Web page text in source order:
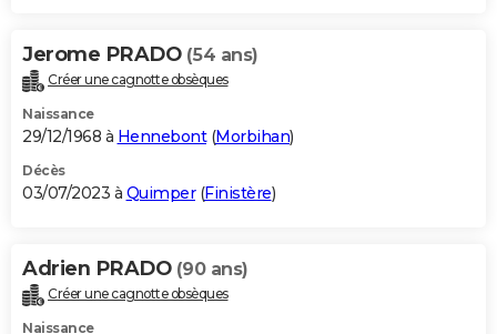
Jerome PRADO (54 ans)
Créer une cagnotte obsèques
Naissance
29/12/1968 à Hennebont(Morbihan)
Décès
03/07/2023 à Quimper(Finistère)
Adrien PRADO (90 ans)
Créer une cagnotte obsèques
Naissance